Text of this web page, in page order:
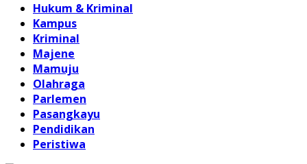
Hukum & Kriminal
Kampus
Kriminal
Majene
Mamuju
Olahraga
Parlemen
Pasangkayu
Pendidikan
Peristiwa